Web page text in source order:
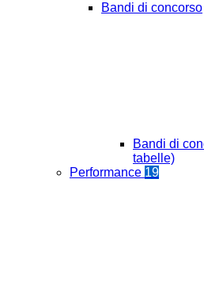
Bandi di concorso
Bandi di
tabelle)
Performance 19